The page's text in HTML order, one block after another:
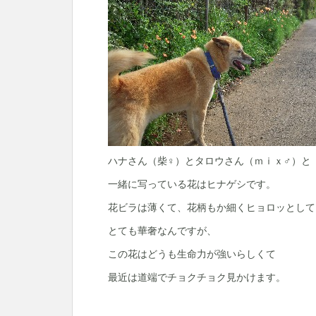
ハナさん（柴♀）とタロウさん（ｍｉｘ♂）と
一緒に写っている花はヒナゲシです。
花ビラは薄くて、花柄もか細くヒョロッとし
とても華奢なんですが、
この花はどうも生命力が強いらしくて
最近は道端でチョクチョク見かけます。